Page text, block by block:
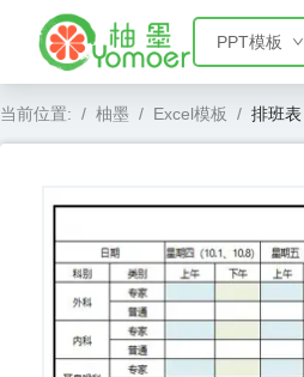
PPT模板
AE模板
当前位置: / 柚墨 / Excel模板 / 排班表